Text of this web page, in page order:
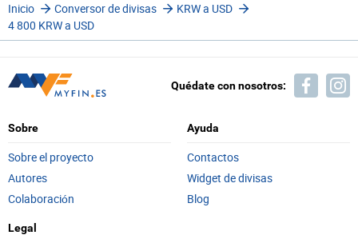
Inicio Conversor de divisas
KRW a USD
4 800 KRW a USD
Quédate con nosotros:
Sobre
Sobre el proyecto
Autores
Colaboración
Ayuda
Contactos
Widget de divisas
Blog
Legal